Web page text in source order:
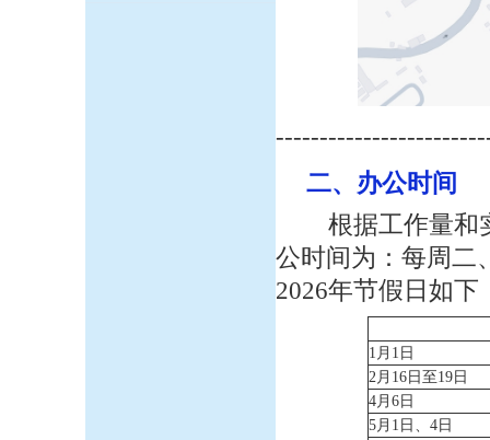
二、办公时间
根据工作量和实
公时间为：每周二
2026年节假日如下
1月1日
2月16日至19日
4月6日
5月1日、4日